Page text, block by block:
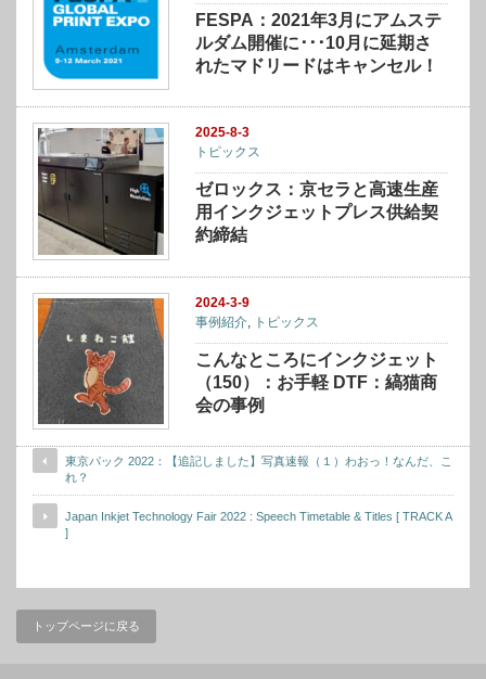
FESPA：2021年3月にアムステ
ルダム開催に･･･10月に延期さ
れたマドリードはキャンセル！
2025-8-3
トピックス
ゼロックス：京セラと高速生産
用インクジェットプレス供給契
約締結
2024-3-9
事例紹介
トピックス
こんなところにインクジェット
（150）：お手軽 DTF：縞猫商
会の事例
東京パック 2022：【追記しました】写真速報（１）わおっ！なんだ、こ
れ？
Japan Inkjet Technology Fair 2022 : Speech Timetable & Titles [ TRACK A
]
トップページに戻る